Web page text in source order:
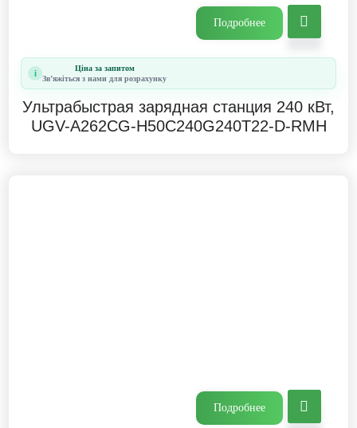
Подробнее
i Ціна за запитом
Звʼяжіться з нами для розрахунку
Ультрабыстрая зарядная станция 240 кВт,
UGV-A262CG-H50C240G240T22-D-RMH
Подробнее